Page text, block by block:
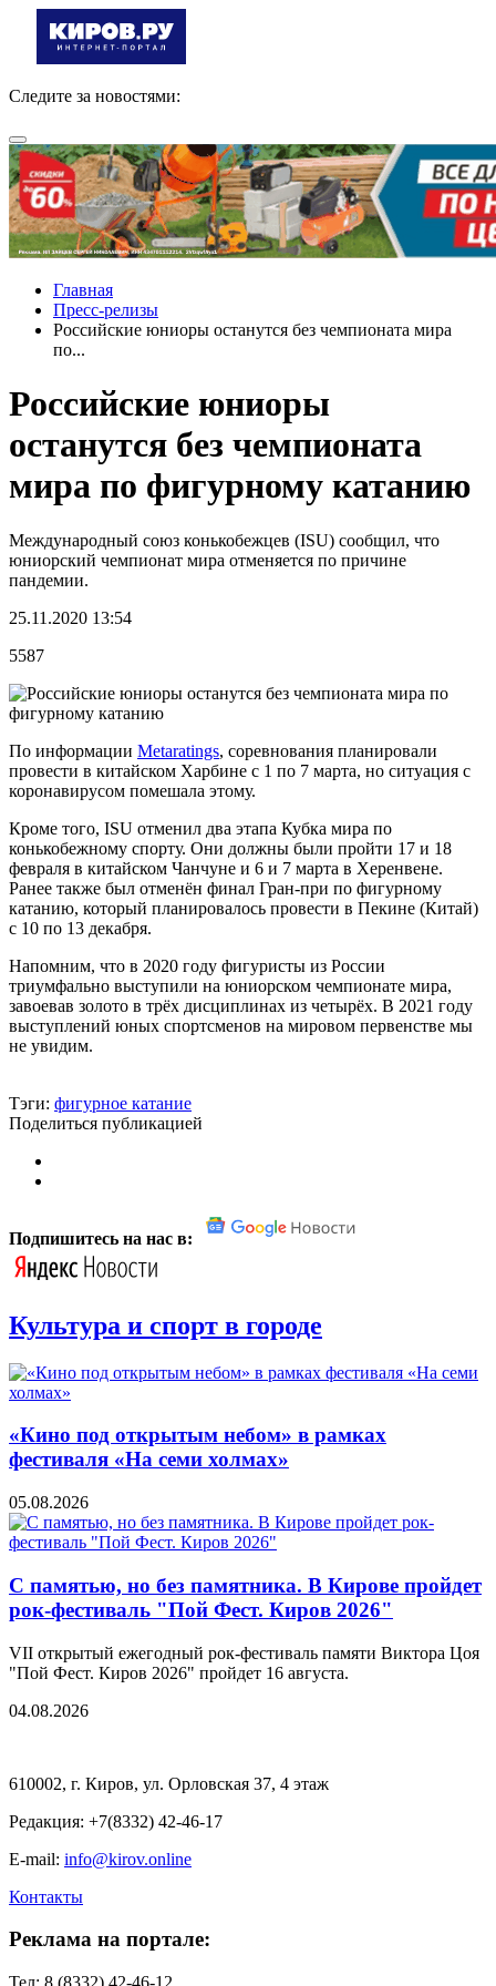
Следите за новостями:
Главная
Пресс-релизы
Российские юниоры останутся без чемпионата мира
по...
Российские юниоры
останутся без чемпионата
мира по фигурному катанию
Международный союз конькобежцев (ISU) сообщил, что
юниорский чемпионат мира отменяется по причине
пандемии.
25.11.2020 13:54
5587
По информации Metaratings, соревнования планировали
провести в китайском Харбине с 1 по 7 марта, но ситуация с
коронавирусом помешала этому.
Кроме того, ISU отменил два этапа Кубка мира по
конькобежному спорту. Они должны были пройти 17 и 18
февраля в китайском Чанчуне и 6 и 7 марта в Херенвене.
Ранее также был отменён финал Гран-при по фигурному
катанию, который планировалось провести в Пекине (Китай)
с 10 по 13 декабря.
Напомним, что в 2020 году фигуристы из России
триумфально выступили на юниорском чемпионате мира,
завоевав золото в трёх дисциплинах из четырёх. В 2021 году
выступлений юных спортсменов на мировом первенстве мы
не увидим.
Тэги: фигурное катание
Поделиться публикацией
Подпишитесь на нас в:
Культура и спорт в городе
«Кино под открытым небом» в рамках
фестиваля «На семи холмах»
05.08.2026
С памятью, но без памятника. В Кирове пройдет
рок-фестиваль "Пой Фест. Киров 2026"
VII открытый ежегодный рок-фестиваль памяти Виктора Цоя
"Пой Фест. Киров 2026" пройдет 16 августа.
04.08.2026
610002, г. Киров, ул. Орловская 37, 4 этаж
Редакция: +7(8332) 42-46-17
E-mail: info@kirov.online
Контакты
Реклама на портале:
Тел: 8 (8332) 42-46-12